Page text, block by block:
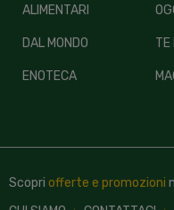
ALIMENTARI
DAL MONDO
ENOTECA
TE
Scopri offerte e promozioni